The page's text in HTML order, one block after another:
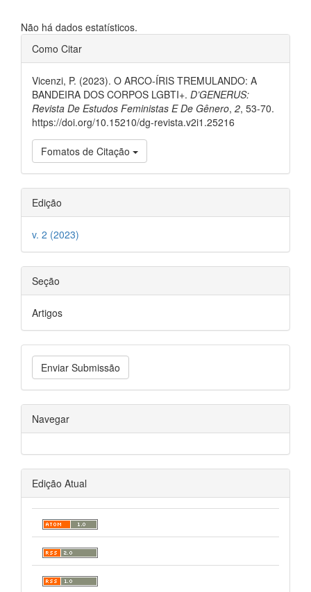
Não há dados estatísticos.
Como Citar
Vicenzi, P. (2023). O ARCO-ÍRIS TREMULANDO: A
BANDEIRA DOS CORPOS LGBTI+. D’GENERUS:
Revista De Estudos Feministas E De Gênero, 2, 53-70.
https://doi.org/10.15210/dg-revista.v2i1.25216
Fomatos de Citação
Edição
v. 2 (2023)
Seção
Artigos
Enviar Submissão
Navegar
Edição Atual